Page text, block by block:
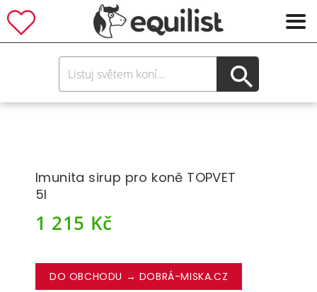
Imunita sirup pro koně TOPVET
5l
1 215 Kč
DO OBCHODU → DOBRÁ-MISKA.CZ